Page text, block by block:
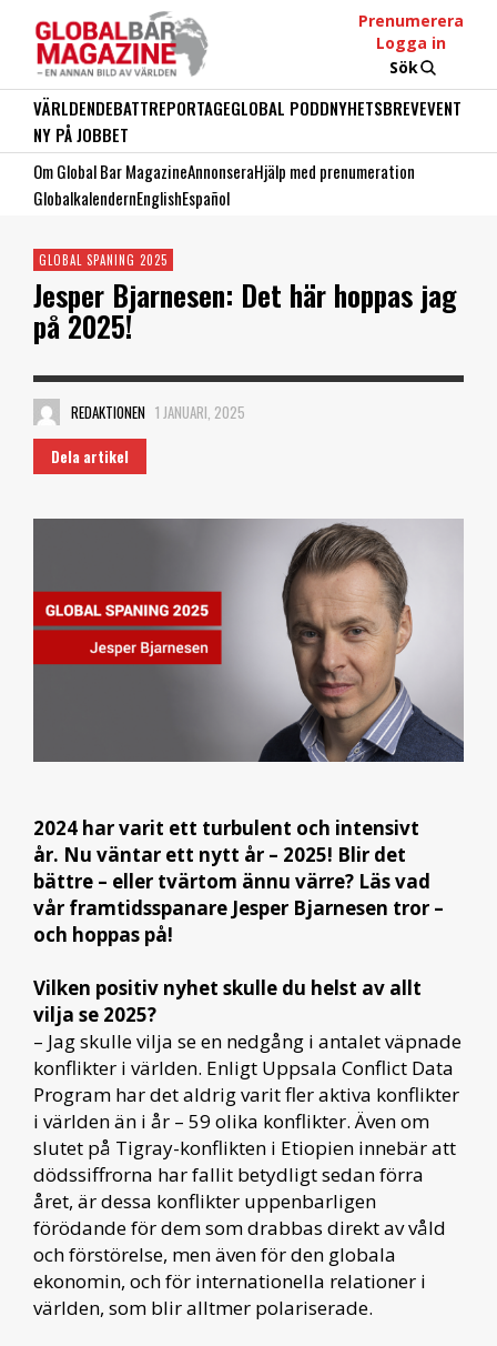
Prenumerera
Logga in
Sök
VÄRLDENDEBATTREPORTAGEGLOBAL PODDNYHETSBREVEVENT
NY PÅ JOBBET
Om Global Bar MagazineAnnonseraHjälp med prenumeration
GlobalkalendernEnglishEspañol
GLOBAL SPANING 2025
Jesper Bjarnesen: Det här hoppas jag
på 2025!
REDAKTIONEN 1 JANUARI, 2025
Dela artikel
2024 har varit ett turbulent och intensivt
år. Nu väntar ett nytt år – 2025! Blir det
bättre – eller tvärtom ännu värre? Läs vad
vår framtidsspanare Jesper Bjarnesen tror –
och hoppas på!
Vilken positiv nyhet skulle du helst av allt
vilja se 2025?
– Jag skulle vilja se en nedgång i antalet väpnade
konflikter i världen. Enligt Uppsala Conflict Data
Program har det aldrig varit fler aktiva konflikter
i världen än i år – 59 olika konflikter. Även om
slutet på Tigray-konflikten i Etiopien innebär att
dödssiffrorna har fallit betydligt sedan förra
året, är dessa konflikter uppenbarligen
förödande för dem som drabbas direkt av våld
och förstörelse, men även för den globala
ekonomin, och för internationella relationer i
världen, som blir alltmer polariserade.